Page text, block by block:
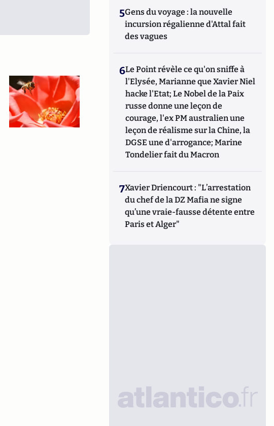
5Gens du voyage : la nouvelle
incursion régalienne d'Attal fait
des vagues
6Le Point révèle ce qu'on sniffe à
l'Elysée, Marianne que Xavier Niel
hacke l'Etat; Le Nobel de la Paix
russe donne une leçon de
courage, l'ex PM australien une
leçon de réalisme sur la Chine, la
DGSE une d'arrogance; Marine
Tondelier fait du Macron
7Xavier Driencourt : "L’arrestation
du chef de la DZ Mafia ne signe
qu’une vraie-fausse détente entre
Paris et Alger"